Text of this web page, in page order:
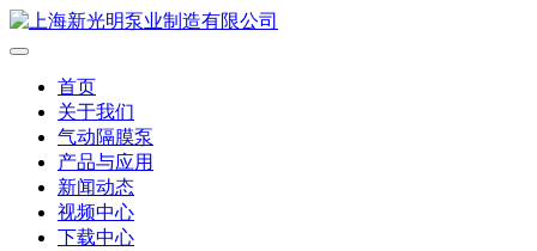
首页
关于我们
气动隔膜泵
产品与应用
新闻动态
视频中心
下载中心